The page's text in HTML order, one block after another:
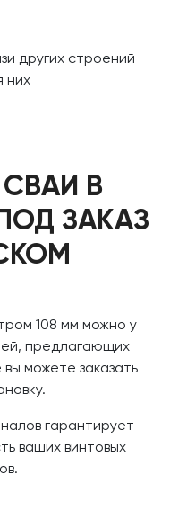
других строений
них
СВАИ В
ЗАКАЗ
108 мм можно у
предлагающих
можете заказать
гарантирует
ваших винтовых